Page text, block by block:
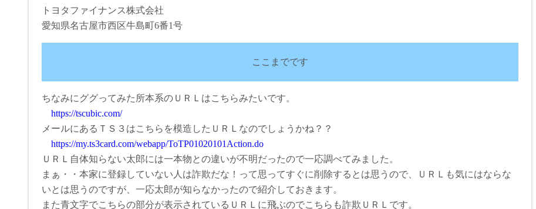
トヨタファイナンス株式会社
愛知県名古屋市西区牛島町6番1号
ここまでです
ちなみにググってみた所本系のＵＲＬはこちらみたいです。
https://tscubic.com/
メールにあるＴＳ３はこちらを模造したＵＲＬなのでしょうかね？？
https://my.ts3card.com/webapp/ToTP01020101Action.do
ＵＲＬ自体知らない太郎には一本物との違いが不明だったので一応調べてみました。
まぁ・・本家に登録していない人は詐欺だな！って思ってすぐに削除するとは思うので、ＵＲＬも気にはならな
いとは思うのですが、一応太郎が知らなかったので紹介しておきます。
また青文字でこちらの部分が表示されているＵＲＬに飛ぶのでこちらも詐欺ＵＲＬです。